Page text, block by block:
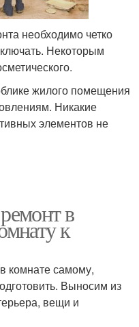
необходимо четко
Некоторым
жилого помещения
Никакие
элементов не
в
к
комнате самому,
Выносим из
вещи и